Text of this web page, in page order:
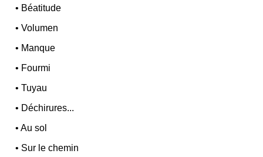
• Béatitude
•Volumen
• Manque
• Fourmi
•Tuyau
• Déchirures...
•Au sol
• Sur le chemin